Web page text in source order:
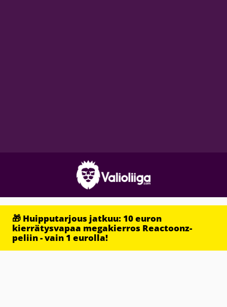
🎁 Huipputarjous jatkuu: 10 euron
kierrätysvapaa megakierros Reactoonz-
peliin - vain 1 eurolla!